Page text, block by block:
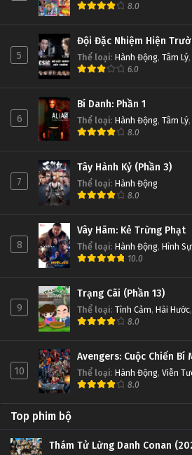
8.0
5
Đội Đặc Nhiệm Hiện
Thể loại: Hành Động, Tâm Lý,
6.0
6
Bí Danh: Phần 1
Thể loại: Hành Động, Tâm Lý,
8.0
7
Tây Hành Kỷ (Phần 3)
Thể loại: Hành Động
8.0
8
Vây Hãm: Kẻ Trừng Phạt
Thể loại: Hành Động, Hình Sự,
10.0
9
Trạng Cãi (Phần 13)
Thể loại: Tình Cảm, Hài Hước,
8.0
10
Avengers: Cuộc Chiến Bí
Thể loại: Hành Động, Viễn
8.0
Top phim bộ
Thám Tử Lừng Danh Conan